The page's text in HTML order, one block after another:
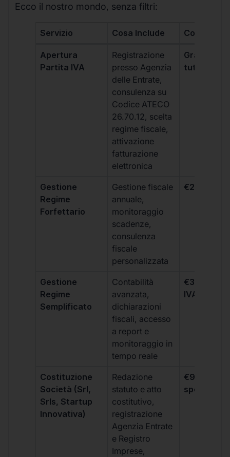
Ecco il nostro mondo, senza filtri:
Servizio Cosa Include Costo
Apertura
Partita IVA
Registrazione
presso Agenzia
delle Entrate,
consulenza su
Codice ATECO
26.70.12, scelta
regime fiscale,
attivazione
fatturazione
elettronica
Gratis,
tutti i piani
Gestione
Regime
Forfettario
Gestione fiscale
annuale,
monitoraggio
scadenze,
consulenza
fiscale
personalizzata
€264 +
Gestione
Regime
Semplificato
Contabilità
avanzata,
dichiarazioni
fiscali, accesso
a report e
monitoraggio in
tempo reale
€333 +
IVA/
Costituzione
Società (Srl,
Srls, Startup
Innovativa)
Redazione
statuto e atto
costitutivo,
registrazione
Agenzia Entrate
e Registro
Imprese,
€99 + IVA
spese